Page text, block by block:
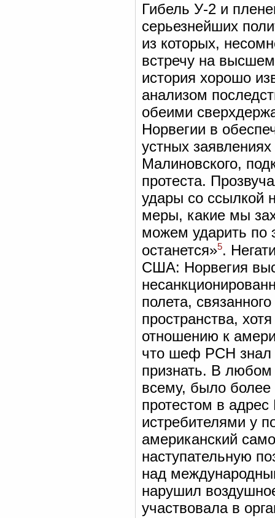
Гибель У-2 и
серьезнейших
из которых,
встречу на
история хорошо
анализом
обеими
Норвегии в
устных
Малиновского,
протеста.
удары со ссылкой
меры, какие мы
можем ударить по
останется»5.
США: Норвегия
полета,
пространства,
отношению к
что шеф РСН знал
признать. В любом
всему, было более
протестом в
истребителями у
американский
наступательную
над
нарушил
участвовала в